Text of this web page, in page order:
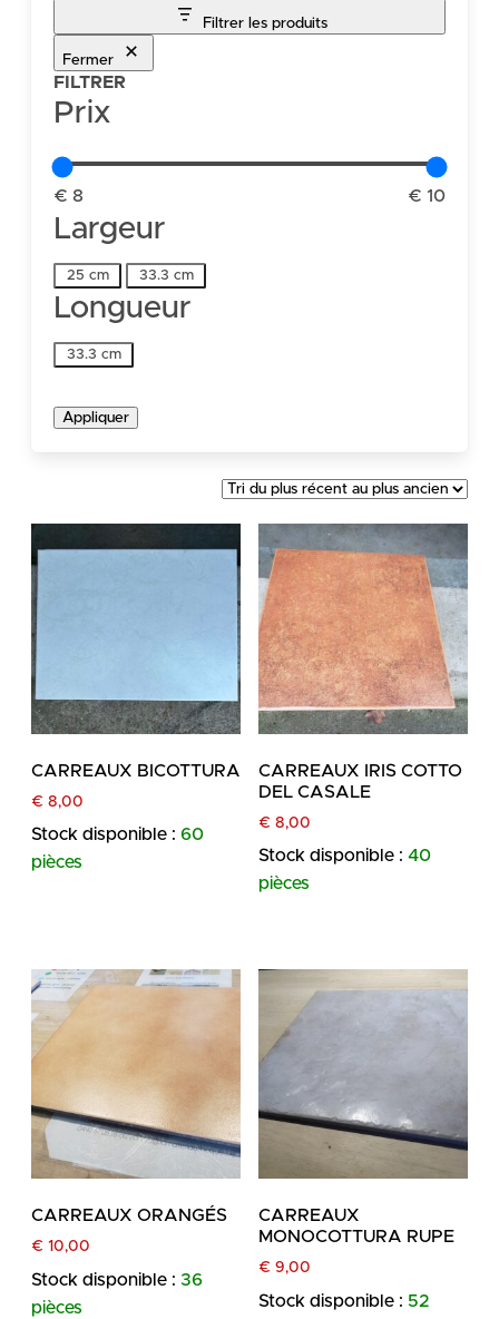
Filtrer les produits
Fermer
FILTRER
Prix
€ 8 € 10
Largeur
Largeur
25 cm 33.3 cm
Longueur
Longueur
33.3 cm
Appliquer
CARREAUX BICOTTURA
€ 8,00
Stock disponible : 60
pièces
CARREAUX IRIS COTTO
DEL CASALE
€ 8,00
Stock disponible : 40
pièces
CARREAUX ORANGÉS
€ 10,00
Stock disponible : 36
pièces
CARREAUX
MONOCOTTURA RUPE
€ 9,00
Stock disponible : 52